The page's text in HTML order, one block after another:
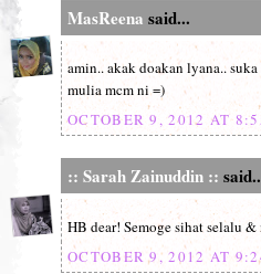
MasReena said...
amin.. akak doakan lyana..
mulia mcm ni =)
OCTOBER 9, 2012 AT
:: Sarah Zainuddin ::
HB dear! Semoge sihat selalu
OCTOBER 9, 2012 AT